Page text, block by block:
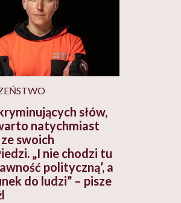
słów,
natychmiast
swoich
„I nie chodzi tu
polityczną’, a
do ludzi” – pisze